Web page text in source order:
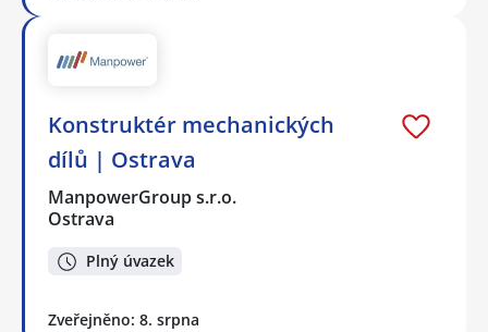
Konstruktér mechanických
dílů | Ostrava
ManpowerGroup s.r.o.
Ostrava
Plný úvazek
Zveřejněno: 8. srpna